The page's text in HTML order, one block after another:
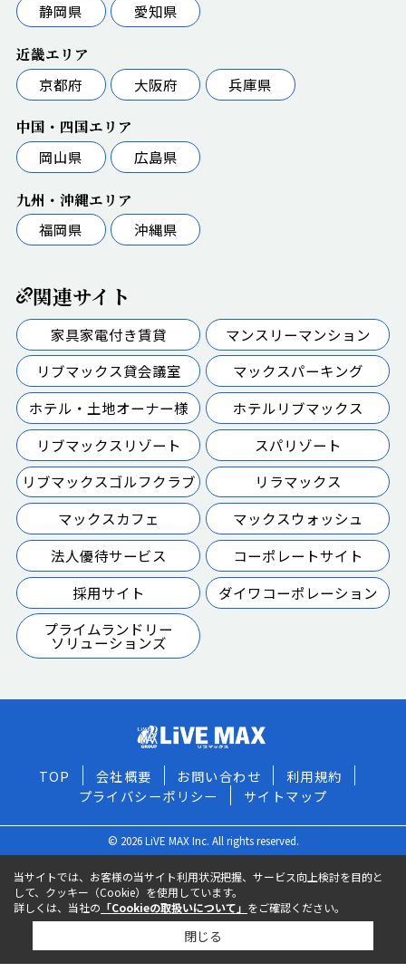
静岡県
愛知県
近畿エリア
京都府
大阪府 兵庫県
中国・四国エリア
岡山県
広島県
九州・沖縄エリア
福岡県
沖縄県
関連サイト
家具家電付き賃貸
マンスリーマンション
リブマックス貸会議室
マックスパーキング
ホテル・土地オーナー様
ホテルリブマックス
リブマックスリゾート
スパリゾート
リブマックスゴルフクラブ
リラマックス
マックスカフェ
マックスウォッシュ
法人優待サービス
コーポレートサイト
採用サイト
ダイワコーポレーション
プライムランドリー
ソリューションズ
TOP 会社概要 お問い合わせ
利用規約
プライバシーポリシー
サイトマップ
© 2026 LiVE MAX Inc. All rights reserved.
当サイトでは、お客様の当サイト利用状況把握、サービス向上検討を目的と
して、クッキー（Cookie）を使用しています。
詳しくは、当社の 「Cookieの取扱いについて」 をご確認ください。
閉じる